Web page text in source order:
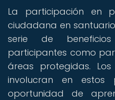
La participación en
ciudadana en
serie de
participantes como
áreas protegidas.
involucran en estos
oportunidad de